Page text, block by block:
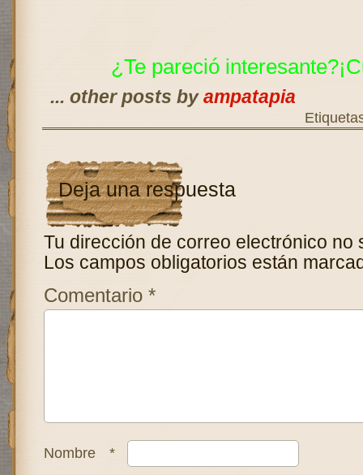
¿Te pareció
... other posts byampatapia
Deja una respuesta
Tu dirección de correo electrónico no
Los campos obligatorios están
Comentario *
Nombre *